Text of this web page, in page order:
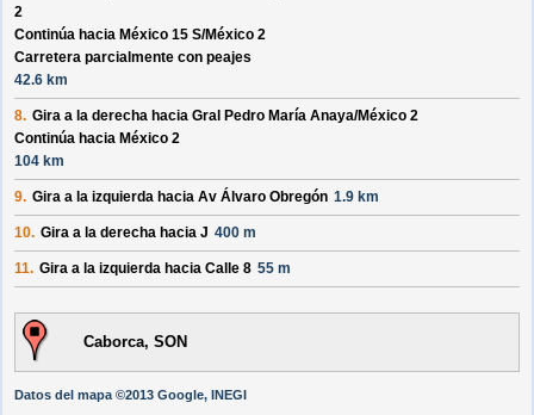
2
Continúa hacia México 15 S/México 2
Carretera parcialmente con peajes
42.6 km
8. Gira a la derecha hacia Gral Pedro María Anaya/México 2
Continúa hacia México 2
104 km
9. Gira a la izquierda hacia Av Álvaro Obregón 1.9 km
10. Gira a la derecha hacia J 400 m
11. Gira a la izquierda hacia Calle 8 55 m
Caborca, SON
Datos del mapa ©2013 Google, INEGI